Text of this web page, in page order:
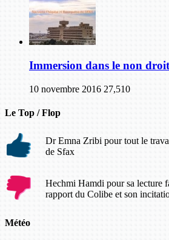
Immersion dans le non droit
10 novembre 2016 27,510
Le Top / Flop
Dr Emna Zribi pour tout le
de Sfax
Hechmi Hamdi pour sa lecture
rapport du Colibe et son
Météo